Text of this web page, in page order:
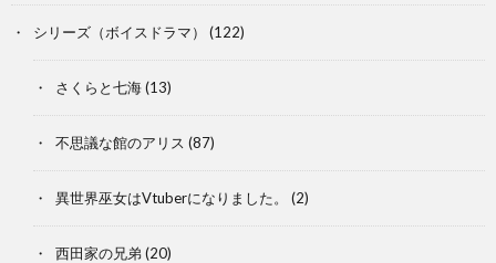
シリーズ（ボイスドラマ） (122)
さくらと七海(13)
不思議な館のアリス (87)
異世界巫女はVtuberになりました。 (2)
西田家の兄弟(20)